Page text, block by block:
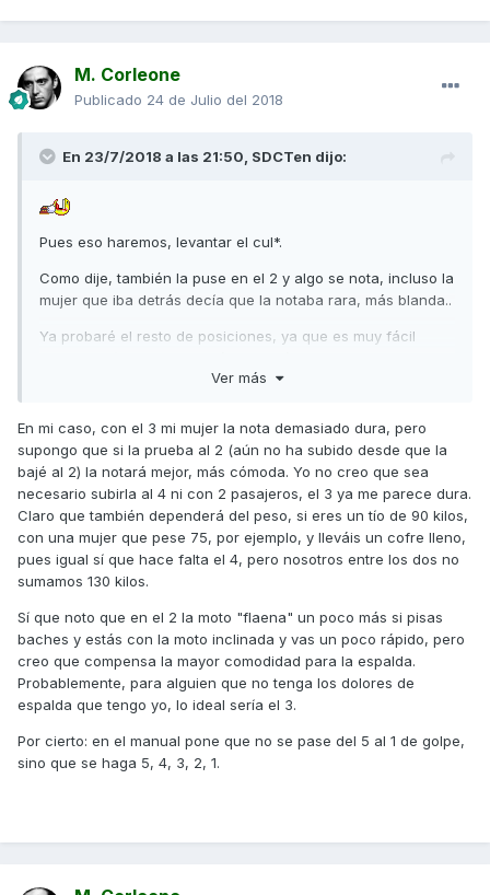
M. Corleone
Publicado 24 de Julio del 2018
En 23/7/2018 a las 21:50, SDCTen dijo:
Pues eso haremos, levantar el cul*.
Como dije, también la puse en el 2 y algo se nota, incluso la
mujer que iba detrás decía que la notaba rara, más blanda..
Ya probaré el resto de posiciones, ya que es muy fácil
toca suelo la rueda trasera).
dura, no?
Ver más
En mi caso, con el 3 mi mujer la nota demasiado dura, pero
supongo que si la prueba al 2 (aún no ha subido desde que la
bajé al 2) la notará mejor, más cómoda. Yo no creo que sea
necesario subirla al 4 ni con 2 pasajeros, el 3 ya me parece dura.
Claro que también dependerá del peso, si eres un tío de 90 kilos,
con una mujer que pese 75, por ejemplo, y lleváis un cofre lleno,
pues igual sí que hace falta el 4, pero nosotros entre los dos no
sumamos 130 kilos.
Sí que noto que en el 2 la moto "flaena" un poco más si pisas
baches y estás con la moto inclinada y vas un poco rápido, pero
creo que compensa la mayor comodidad para la espalda.
Probablemente, para alguien que no tenga los dolores de
espalda que tengo yo, lo ideal sería el 3.
Por cierto: en el manual pone que no se pase del 5 al 1 de golpe,
sino que se haga 5, 4, 3, 2, 1.